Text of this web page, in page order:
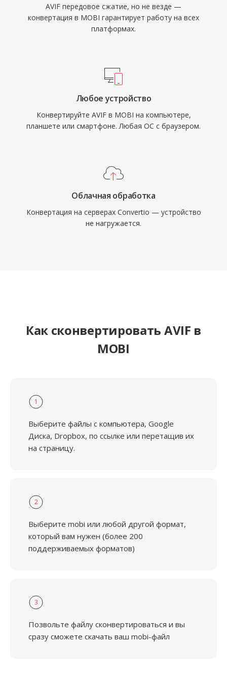
AVIF передовое сжатие, но не везде —
конвертация в MOBI гарантирует работу на всех
платформах.
Любое устройство
Конвертируйте AVIF в MOBI на компьютере,
планшете или смартфоне. Любая ОС с браузером.
Облачная обработка
Конвертация на серверах Convertio — устройство
не нагружается.
Как сконвертировать AVIF в
MOBI
1
Выберите файлы с компьютера, Google
Диска, Dropbox, по ссылке или перетащив их
на страницу.
2
Выберите mobi или любой другой формат,
который вам нужен (более 200
поддерживаемых форматов)
3
Позвольте файлу сконвертироваться и вы
сразу сможете скачать ваш mobi-файл